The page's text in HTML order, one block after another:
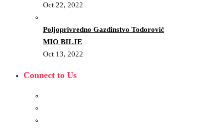
Oct 22, 2022
Poljoprivredno Gazdinstvo Todorović
MIO BILJE
Oct 13, 2022
Connect to Us